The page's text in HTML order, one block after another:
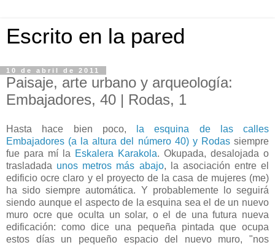
Escrito en la pared
10 de abril de 2011
Paisaje, arte urbano y arqueología:
Embajadores, 40 | Rodas, 1
Hasta hace bien poco, la esquina de las calles
Embajadores (a la altura del número 40) y Rodassiempre
fue para mí la Eskalera Karakola. Okupada, desalojada o
trasladada unos metros más abajo, la asociación entre el
edificio ocre claro y el proyecto de la casa de mujeres (me)
ha sido siempre automática. Y probablemente lo seguirá
siendo aunque el aspecto de la esquina sea el de un nuevo
muro ocre que oculta un solar, o el de una futura nueva
edificación: como dice una pequeña pintada que ocupa
estos días un pequeño espacio del nuevo muro, "nos